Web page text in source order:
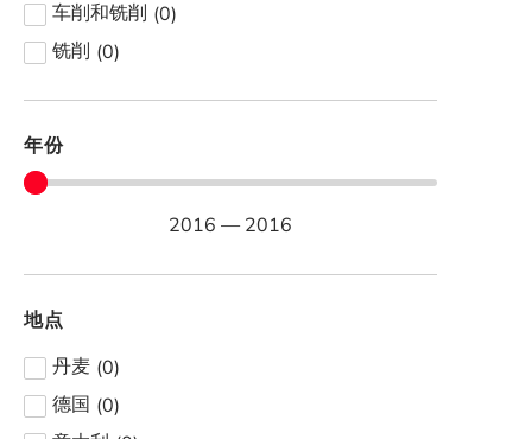
车削和铣削 (0)
铣削 (0)
年份
2016 — 2016
地点
丹麦 (0)
德国 (0)